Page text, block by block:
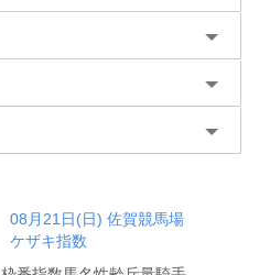
08月21日(日) 佐賀競馬場
ケザキ指数